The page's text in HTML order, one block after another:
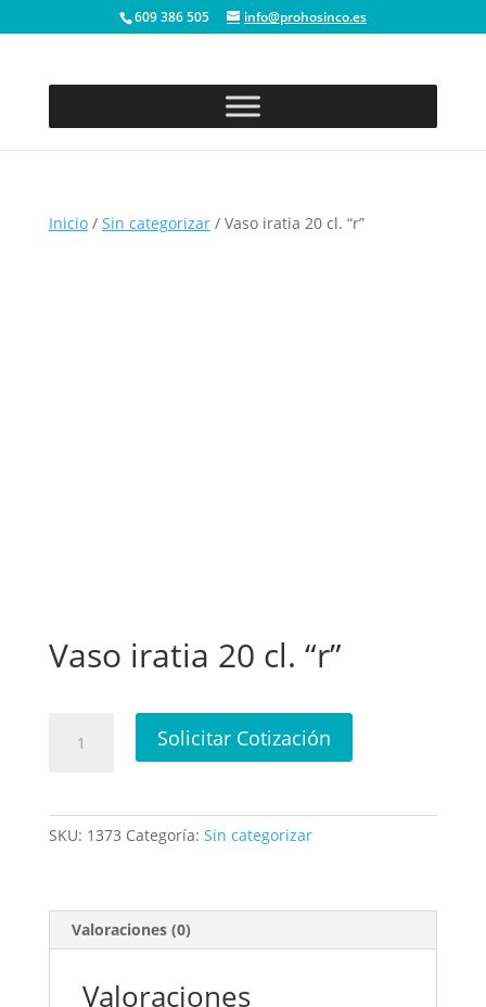
609 386 505 info@prohosinco.es
Inicio/ Sin categorizar/ Vaso iratia 20 cl. “r”
Vaso iratia 20 cl. “r”
iratia
Solicitar Cotización
SKU: 1373 Categoría: Sin categorizar
Valoraciones (0)
Valoraciones